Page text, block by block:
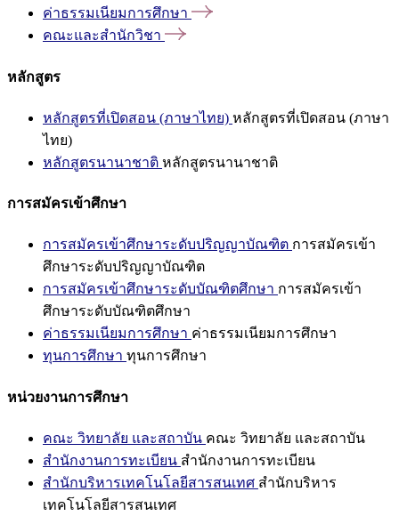
ค่าธรรมเนียมการศึกษา
คณะและสำนักวิชา
หลักสูตร
หลักสูตรที่เปิดสอน (ภาษาไทย) หลักสูตรที่เปิดสอน (ภาษา
ไทย)
หลักสูตรนานาชาติ หลักสูตรนานาชาติ
การสมัครเข้าศึกษา
การสมัครเข้าศึกษาระดับปริญญาบัณฑิต การสมัครเข้า
ศึกษาระดับปริญญาบัณฑิต
การสมัครเข้าศึกษาระดับบัณฑิตศึกษา การสมัครเข้า
ศึกษาระดับบัณฑิตศึกษา
ค่าธรรมเนียมการศึกษา ค่าธรรมเนียมการศึกษา
ทุนการศึกษา ทุนการศึกษา
หน่วยงานการศึกษา
คณะ วิทยาลัย และสถาบัน คณะ วิทยาลัย และสถาบัน
สำนักงานการทะเบียน สำนักงานการทะเบียน
สำนักบริหารเทคโนโลยีสารสนเทศ สำนักบริหาร
เทคโนโลยีสารสนเทศ